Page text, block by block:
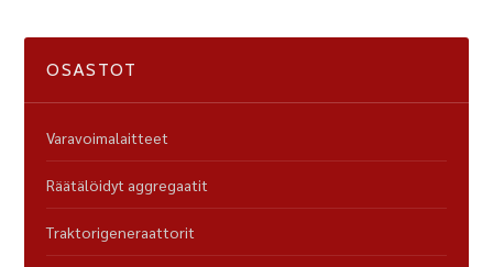
OSASTOT
Varavoimalaitteet
Räätälöidyt aggregaatit
Traktorigeneraattorit